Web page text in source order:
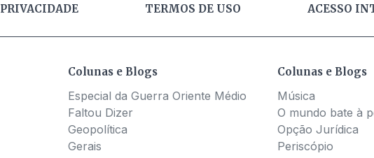
PRIVACIDADE TERMOS DE USO ACESSO
Colunas e Blogs
Especial da Guerra Oriente Médio
Faltou Dizer
Geopolítica
Gerais
Colunas e Blogs
Música
O mundo bate à
Opção Jurídica
Periscópio